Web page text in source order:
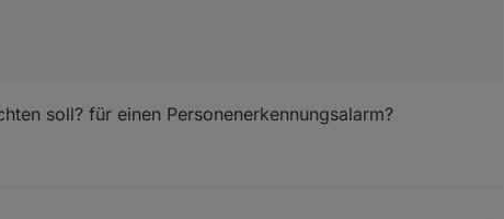
soll? für einen Personenerkennungsalarm?